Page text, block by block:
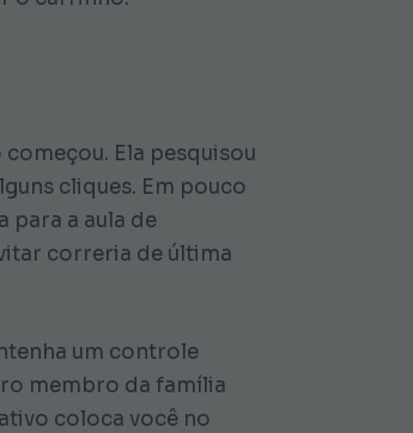
Ela pesquisou
cliques. Em pouco
para a aula de
correria de última
um controle
membro da família
coloca você no